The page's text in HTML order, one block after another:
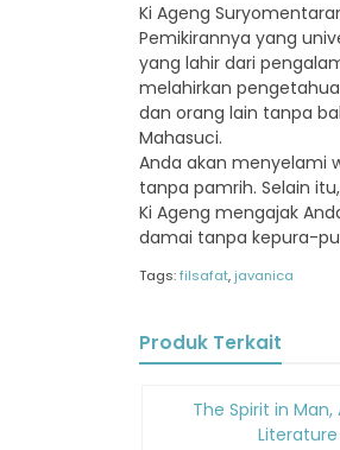
Ki Ageng
Pemikirannya yang
yang lahir dari
melahirkan
dan orang lain tanpa
Mahasuci.
Anda akan menyelami
tanpa pamrih. Selain
Ki Ageng mengajak
damai tanpa kepura-
Tags:filsafat, javanica
Produk Terkait
DiskonThe Spirit in Man,
Literature